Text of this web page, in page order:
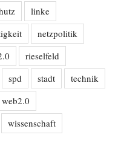
linke
netzpolitik
rieselfeld
spd stadt
technik
web2.0
wissenschaft